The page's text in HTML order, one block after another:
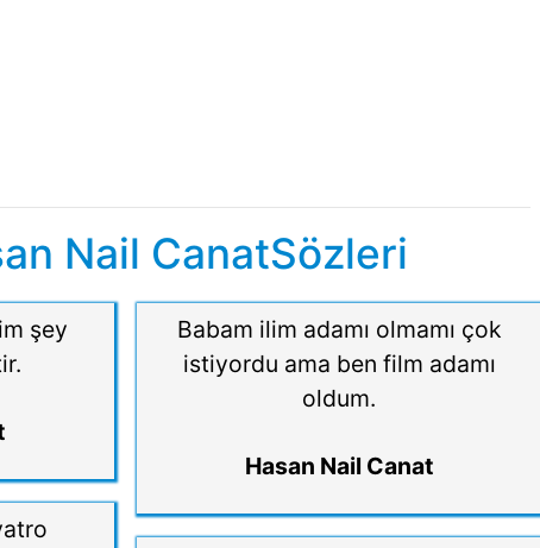
Nail CanatSözleri
şey
Babam ilim adamı olmamı çok
istiyordu ama ben film adamı
oldum.
Hasan Nail Canat